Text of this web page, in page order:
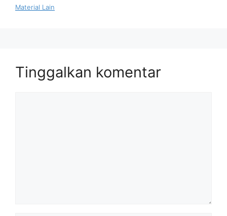
Material Lain
Tinggalkan komentar